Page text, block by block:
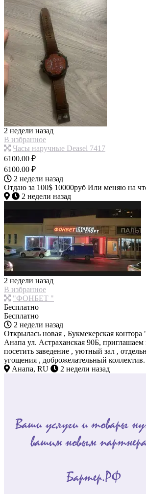
2 недели назад
В избранное
Часы наручные Deasel 7417
6100.00 ₽
6100.00 ₽
2 недели назад
Отдаю за 100$ 10000руб Или меняю на
2 недели назад
2 недели назад
В избранное
"ФОНБЕТ "
Бесплатно
Бесплатно
2 недели назад
Открылась новая , Букмекерская
Анапа ул. Астраханская 90Б,
посетить заведение , уютный зал ,
угощения , доброжелательный коллектив.
Анапа, RU
2 недели назад